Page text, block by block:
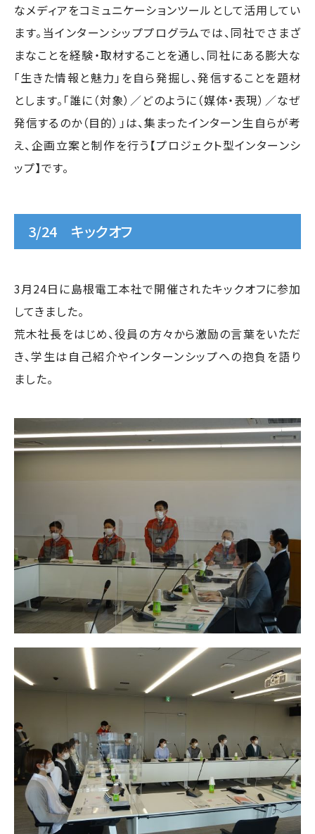
なメディアをコミュニケーションツールとして活用してい
ます。当インターンシッププログラムでは、同社でさまざ
まなことを経験・取材することを通し、同社にある膨大な
「生きた情報と魅力」を自ら発掘し、発信することを題材
とします。「誰に（対象）／どのように（媒体・表現）／なぜ
発信するのか（目的）」は、集まったインターン生自らが考
え、企画立案と制作を行う【プロジェクト型インターンシ
ップ】です。
3/24 キックオフ
3月24日に島根電工本社で開催されたキックオフに参加
してきました。
荒木社長をはじめ、役員の方々から激励の言葉をいただ
き、学生は自己紹介やインターンシップへの抱負を語り
ました。